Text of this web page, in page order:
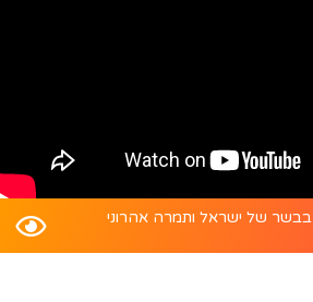
בבשר של ישראל ותמרה אהרוני